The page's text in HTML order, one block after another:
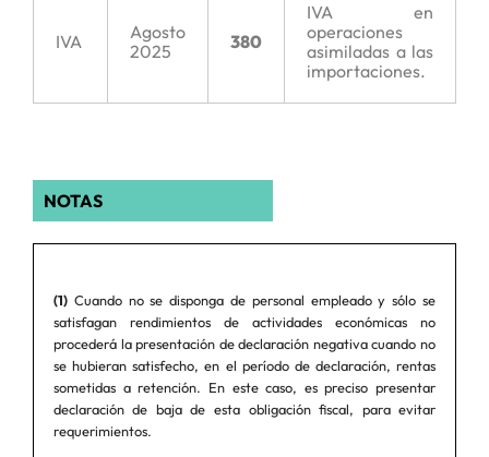
IVA
Agosto
2025
380
IVA en
operaciones
asimiladas a las
importaciones.
NOTAS
(1)Cuando no se disponga de personal empleado y sólo se
satisfagan rendimientos de actividades económicas no
procederá la presentación de declaración negativa cuando no
se hubieran satisfecho, en el período de declaración, rentas
sometidas a retención. En este caso, es preciso presentar
declaración de baja de esta obligación fiscal, para evitar
requerimientos.